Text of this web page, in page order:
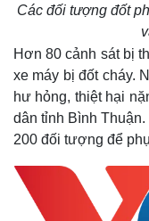
Các đối tượng đốt
Hơn 80 cảnh sát bị
xe máy bị đốt cháy.
hư hỏng, thiệt hại
dân tỉnh Bình
200 đối tượng để